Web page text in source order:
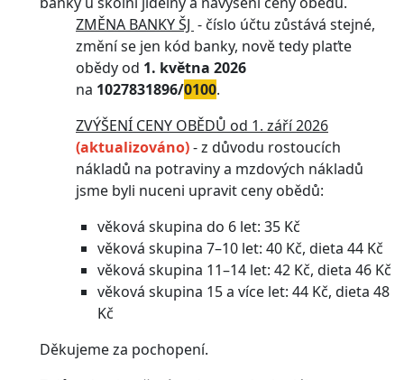
ZMĚNA BANKY ŠJ - číslo účtu zůstává stejné,
změní se jen kód banky, nově tedy plaťte
obědy od 1. května 2026
na 1027831896/0100.
ZVÝŠENÍ CENY OBĚDŮ od 1. září 2026
(aktualizováno)- z důvodu rostoucích
nákladů na potraviny a mzdových nákladů
jsme byli nuceni upravit ceny obědů:
věková skupina do 6 let: 35 Kč
věková skupina 7–10 let: 40 Kč, dieta 44 Kč
věková skupina 11–14 let: 42 Kč, dieta 46 Kč
věková skupina 15 a více let: 44 Kč, dieta 48
Kč
Děkujeme za pochopení.